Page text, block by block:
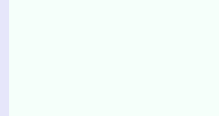
桜花らん